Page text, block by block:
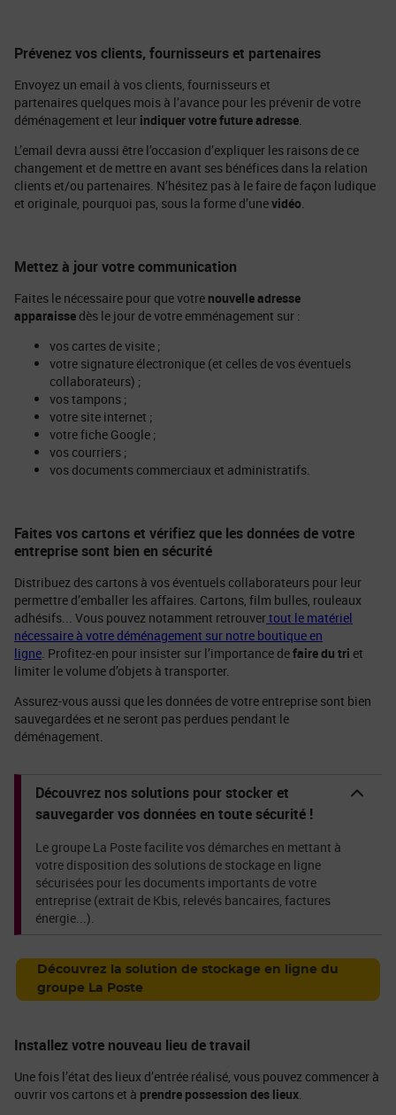
Prévenez vos clients, fournisseurs et partenaires
Envoyez un email à vos clients, fournisseurs et
partenaires quelques mois à l’avance pour les prévenir de votre
déménagement et leur indiquer votre future adresse.
L’email devra aussi être l’occasion d’expliquer les raisons de ce
changement et de mettre en avant ses bénéfices dans la relation
clients et/ou partenaires. N’hésitez pas à le faire de façon ludique
et originale, pourquoi pas, sous la forme d’unevidéo.
Mettez à jour votre communication
Faites le nécessaire pour que votre nouvelle adresse
apparaisse dès le jour de votre emménagement sur :
vos cartes de visite ;
votre signature électronique (et celles de vos éventuels
collaborateurs) ;
vos tampons ;
votre site internet ;
votre fiche Google ;
vos courriers ;
vos documents commerciaux et administratifs.
Faites vos cartons et vérifiez que les données de votre
entreprise sont bien en sécurité
Distribuez des cartons à vos éventuels collaborateurs pour leur
permettre d’emballer les affaires. Cartons, film bulles, rouleaux
adhésifs... Vous pouvez notamment retrouvertout le matériel
nécessaire à votre déménagement sur notre boutique en
ligne. Profitez-en pour insister sur l’importance defaire du tri et
limiter le volume d’objets à transporter.
Assurez-vous aussi que les données de votre entreprise sont bien
sauvegardées et ne seront pas perdues pendant le
déménagement.
Découvrez nos solutions pour stocker et
sauvegarder vos données en toute sécurité !
Le groupe La Poste facilite vos démarches en mettant à
votre disposition des solutions de stockage en ligne
sécurisées pour les documents importants de votre
entreprise (extrait de Kbis, relevés bancaires, factures
énergie...).
Découvrez la solution de stockage en ligne du
groupe La Poste
Installez votre nouveau lieu de travail
Une fois l’état des lieux d’entrée réalisé, vous pouvez commencer à
ouvrir vos cartons et à prendre possession des lieux.